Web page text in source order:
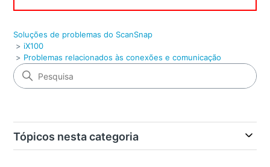
Soluções de problemas do ScanSnap
iX100
Problemas relacionados às conexões e comunicação
Tópicos nesta categoria